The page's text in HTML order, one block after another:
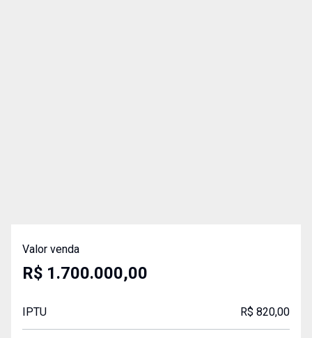
Valor venda
R$ 1.700.000,00
IPTU R$ 820,00